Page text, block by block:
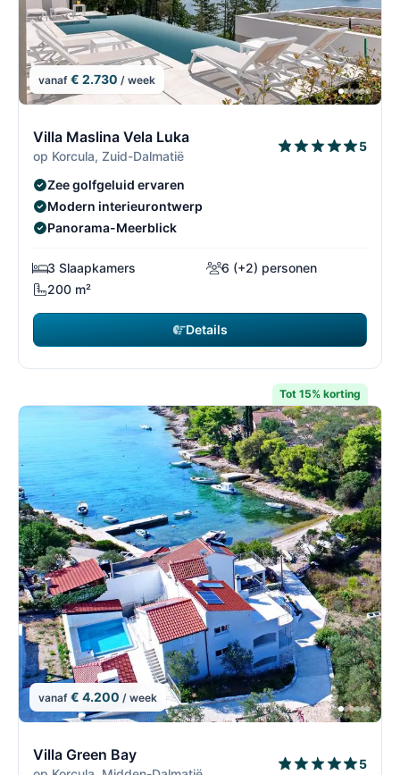
vanaf € 2.730 / week
Villa Maslina Vela Luka
op Korcula, Zuid-Dalmatië
5
Zee golfgeluid ervaren
Modern interieurontwerp
Panorama-Meerblick
3 Slaapkamers
6 (+2) personen
200 m²
Details
Tot 15% korting
vanaf € 4.200 / week
Villa Green Bay
5